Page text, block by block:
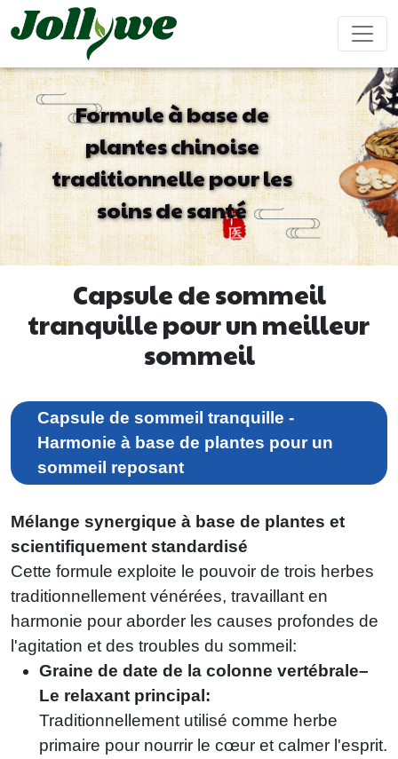
Soulagement
constipation
Supplément
perte de
poids
Complément
beauté
Renforcer
le
système
immunitaire
Ameliorer
ses
sexuel
Aide pour
dormir
Compléments
alimentaires
enfants
Comprimés/Pilules Gélules Boisson solide
gélifiés
Formule à base de
plantes chinoise
traditionnelle pour les
soins de santé
Capsule de sommeil
tranquille pour un meilleur
sommeil
Capsule de sommeil tranquille -
Harmonie à base de plantes pour un
sommeil reposant
Mélange synergique à base de plantes et
scientifiquement standardisé
Cette formule exploite le pouvoir de trois herbes
traditionnellement vénérées, travaillant en
harmonie pour aborder les causes profondes de
l'agitation et des troubles du sommeil:
Graine de date de la colonne vertébrale–
Le relaxant principal:
Traditionnellement utilisé comme herbe
primaire pour nourrir le cœur et calmer l'esprit.